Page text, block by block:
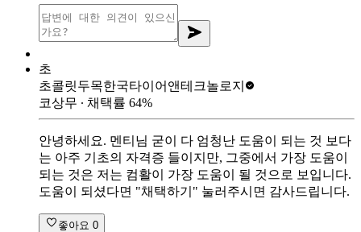
초
초콜릿두목한국타이어앤테크놀로지
코상무 ∙ 채택률 64%
안녕하세요. 멘티님 굳이 다 엄청난 도움이 되는 것 보다
는 아주 기초의 자격증 들이지만, 그중에서 가장 도움이
되는 것은 저는 컴활이 가장 도움이 될 것으로 보입니다.
도움이 되셨다면 "채택하기" 눌러주시면 감사드립니다.
좋아요 0